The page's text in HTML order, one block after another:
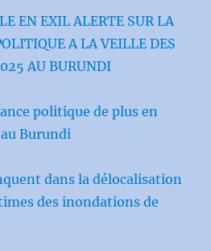
EN EXIL ALERTE SUR LA
A LA VEILLE DES
AU BURUNDI
politique de plus en
Burundi
dans la délocalisation
des inondations de